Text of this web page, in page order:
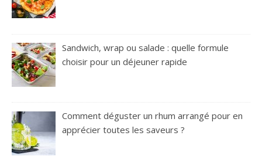
Sandwich, wrap ou salade : quelle formule
choisir pour un déjeuner rapide
Comment déguster un rhum arrangé pour en
apprécier toutes les saveurs ?